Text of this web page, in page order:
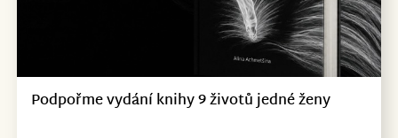
Podpořme vydání knihy 9 životů jedné ženy